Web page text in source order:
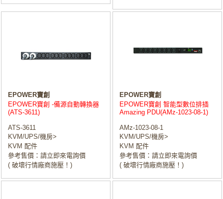
EPOWER寶創
EPOWER寶創 -備源自動轉換器
(ATS-3611)
ATS-3611
KVM/UPS/機房>
KVM 配件
參考售價：請立即來電詢價
( 破壞行情廠商施壓！)
EPOWER寶創
EPOWER寶創 智能型數位排插
Amazing PDU(AMz-1023-08-1)
AMz-1023-08-1
KVM/UPS/機房>
KVM 配件
參考售價：請立即來電詢價
( 破壞行情廠商施壓！)